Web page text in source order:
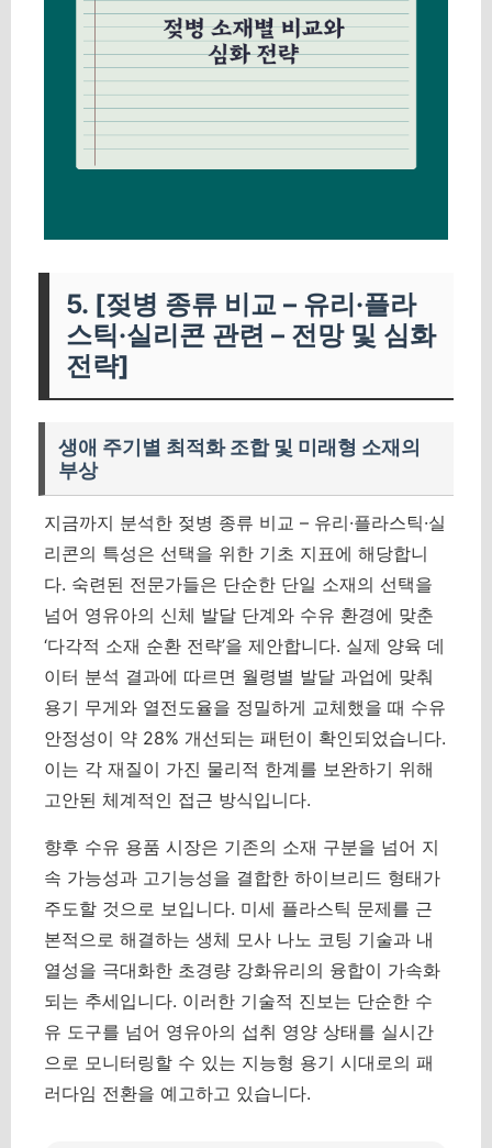
5. [젖병 종류 비교 – 유리·플라
스틱·실리콘 관련 – 전망 및 심화
전략]
생애 주기별 최적화 조합 및 미래형 소재의
부상
지금까지 분석한 젖병 종류 비교 – 유리·플라스틱·실
리콘의 특성은 선택을 위한 기초 지표에 해당합니
다. 숙련된 전문가들은 단순한 단일 소재의 선택을
넘어 영유아의 신체 발달 단계와 수유 환경에 맞춘
‘다각적 소재 순환 전략’을 제안합니다. 실제 양육 데
이터 분석 결과에 따르면 월령별 발달 과업에 맞춰
용기 무게와 열전도율을 정밀하게 교체했을 때 수유
안정성이 약 28% 개선되는 패턴이 확인되었습니다.
이는 각 재질이 가진 물리적 한계를 보완하기 위해
고안된 체계적인 접근 방식입니다.
향후 수유 용품 시장은 기존의 소재 구분을 넘어 지
속 가능성과 고기능성을 결합한 하이브리드 형태가
주도할 것으로 보입니다. 미세 플라스틱 문제를 근
본적으로 해결하는 생체 모사 나노 코팅 기술과 내
열성을 극대화한 초경량 강화유리의 융합이 가속화
되는 추세입니다. 이러한 기술적 진보는 단순한 수
유 도구를 넘어 영유아의 섭취 영양 상태를 실시간
으로 모니터링할 수 있는 지능형 용기 시대로의 패
러다임 전환을 예고하고 있습니다.